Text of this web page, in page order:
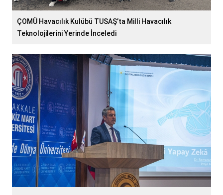
ÇOMÜ Havacılık Kulübü TUSAŞ’ta Milli Havacılık
Teknolojilerini Yerinde İnceledi